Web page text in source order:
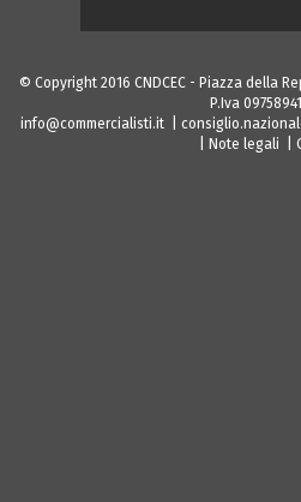
© Copyright 2016 CNDCEC - Piazza della
P.Iva
info@commercialisti.it|
Note legali